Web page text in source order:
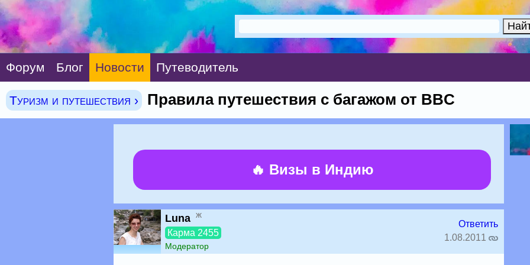
Форум Блог Новости Путеводитель
Туризм и путешествия › Правила путешествия с багажом от BBC
🔥 Визы в Индию
Luna ж
Карма 2455
Модератор
Ответить
1.08.2011